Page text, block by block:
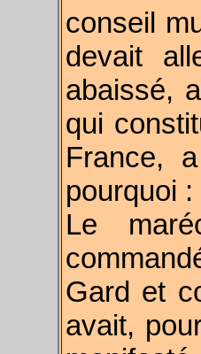
conseil
devait
abaissé,
qui
France,
pourquoi :
Le
Gard et
avait,